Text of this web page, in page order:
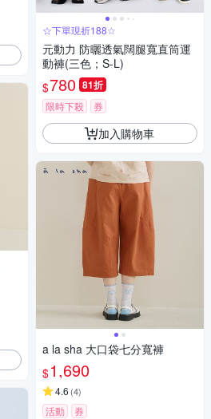
☆下單現折188☆
元動力 防曬透氣闊腿寬直筒運
動褲(三色；S-L)
$780 81折
限時下殺 券
加入購物車
a la sha 大口袋七分寬褲
$1,690
4.6 (4)
活動 券